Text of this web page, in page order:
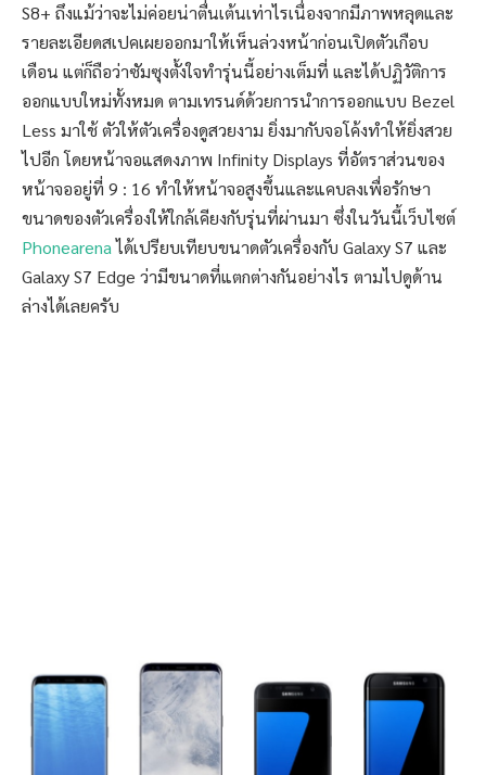
S8+ ถึงแม้ว่าจะไม่ค่อยน่าตื่นเต้นเท่าไรเนื่องจากมีภาพหลุดและ
รายละเอียดสเปคเผยออกมาให้เห็นล่วงหน้าก่อนเปิดตัวเกือบ
เดือน แต่ก็ถือว่าซัมซุงตั้งใจทำรุ่นนี้อย่างเต็มที่ และได้ปฏิวัติการ
ออกแบบใหม่ทั้งหมด ตามเทรนด์ด้วยการนำการออกแบบ Bezel
Less มาใช้ ตัวให้ตัวเครื่องดูสวยงาม ยิ่งมากับจอโค้งทำให้ยิ่งสวย
ไปอีก โดยหน้าจอแสดงภาพ Infinity Displays ที่อัตราส่วนของ
หน้าจออยู่ที่ 9 : 16 ทำให้หน้าจอสูงขึ้นและแคบลงเพื่อรักษา
ขนาดของตัวเครื่องให้ใกล้เคียงกับรุ่นที่ผ่านมา ซึ่งในวันนี้เว็บไซต์
Phonearenaได้เปรียบเทียบขนาดตัวเครื่องกับ Galaxy S7 และ
Galaxy S7 Edge ว่ามีขนาดที่แตกต่างกันอย่างไร ตามไปดูด้าน
ล่างได้เลยครับ